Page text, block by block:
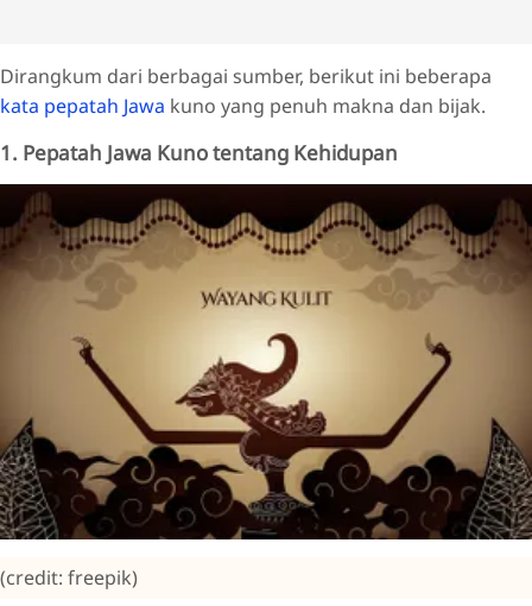
Dirangkum dari berbagai sumber, berikut ini beberapa
kata pepatah Jawa kuno yang penuh makna dan bijak.
1. Pepatah Jawa Kuno tentang Kehidupan
(credit: freepik)